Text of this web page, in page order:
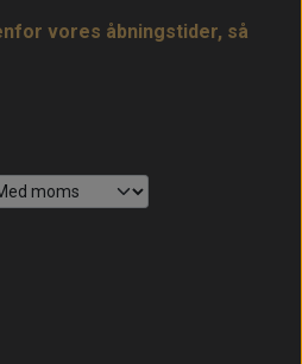
vores åbningstider, så